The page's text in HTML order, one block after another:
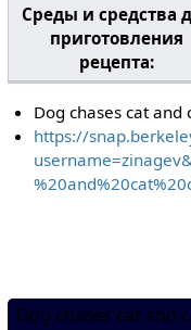
Среды и средства
приготовления
рецепта:
Dog chases cat and
https://